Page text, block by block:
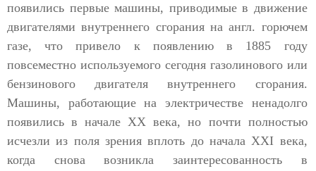
появились первые машины, приводимые в движение
двигателями внутреннего сгорания на англ. горючем
газе, что привело к появлению в 1885 году
повсеместно используемого сегодня газолинового или
бензинового двигателя внутреннего сгорания.
Машины, работающие на электричестве ненадолго
появились в начале XX века, но почти полностью
исчезли из поля зрения вплоть до начала XXI века,
когда снова возникла заинтересованность в